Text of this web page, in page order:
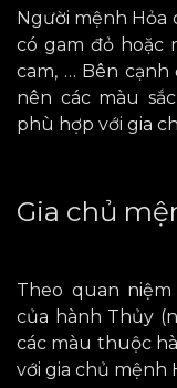
Người mệnh Hỏa
có gam đỏ hoặc
cam, … Bên cạnh
nên các màu
phù hợp với gia
Gia chủ
Theo quan
của hành Thủy
các màu thuộc
với gia chủ mệnh